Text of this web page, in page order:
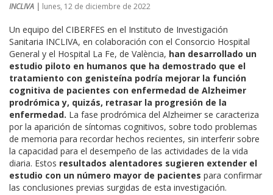
INCLIVA | lunes, 12 de diciembre de 2022
Un equipo del CIBERFES en el Instituto de Investigación
Sanitaria INCLIVA, en colaboración con el Consorcio Hospital
General y el Hospital La Fe, de València, han desarrollado un
estudio piloto en humanos que ha demostrado que el
tratamiento con genisteína podría mejorar la función
cognitiva de pacientes con enfermedad de Alzheimer
prodrómica y, quizás, retrasar la progresión de la
enfermedad. La fase prodrómica del Alzheimer se caracteriza
por la aparición de síntomas cognitivos, sobre todo problemas
de memoria para recordar hechos recientes, sin interferir sobre
la capacidad para el desempeño de las actividades de la vida
diaria. Estos resultados alentadores sugieren extender el
estudio con un número mayor de pacientes para confirmar
las conclusiones previas surgidas de esta investigación.